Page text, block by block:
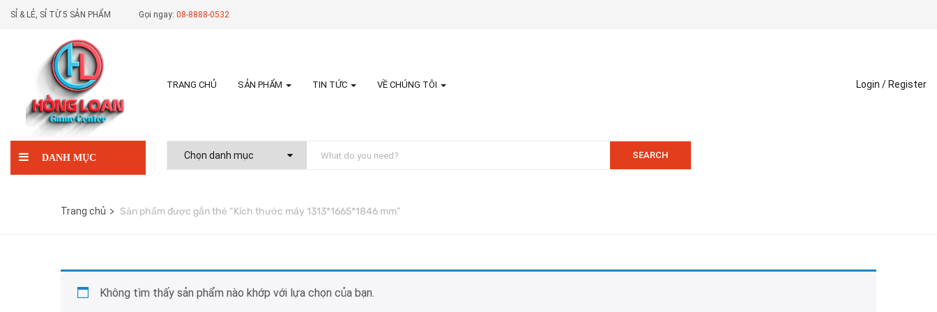
SỈ & LẺ, SỈ TỪ 5 SẢN PHẨM Gọi ngay: 08-8888-0532
TRANG CHỦ SẢN PHẨM TIN TỨC VỀ CHÚNG TÔI Login / Register
DANH MỤC SEARCH
Trang chủ Sản phẩm được gắn thẻ “Kích thước máy 1313*1665*1846 mm”
Không tìm thấy sản phẩm nào khớp với lựa chọn của bạn.